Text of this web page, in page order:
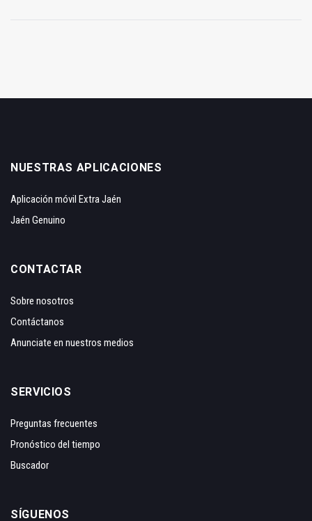
NUESTRAS APLICACIONES
Aplicación móvil Extra Jaén
Jaén Genuino
CONTACTAR
Sobre nosotros
Contáctanos
Anunciate en nuestros medios
SERVICIOS
Preguntas frecuentes
Pronóstico del tiempo
Buscador
SÍGUENOS